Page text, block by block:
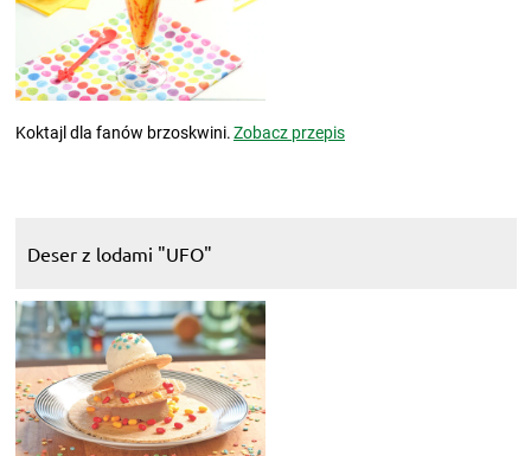
Koktajl dla fanów brzoskwini.Zobacz przepis
Deser z lodami "UFO"